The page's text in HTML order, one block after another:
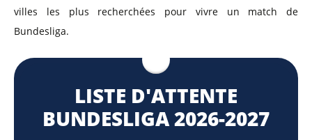
villes les plus recherchées pour vivre un match de
Bundesliga.
LISTE D'ATTENTE
BUNDESLIGA 2026-2027